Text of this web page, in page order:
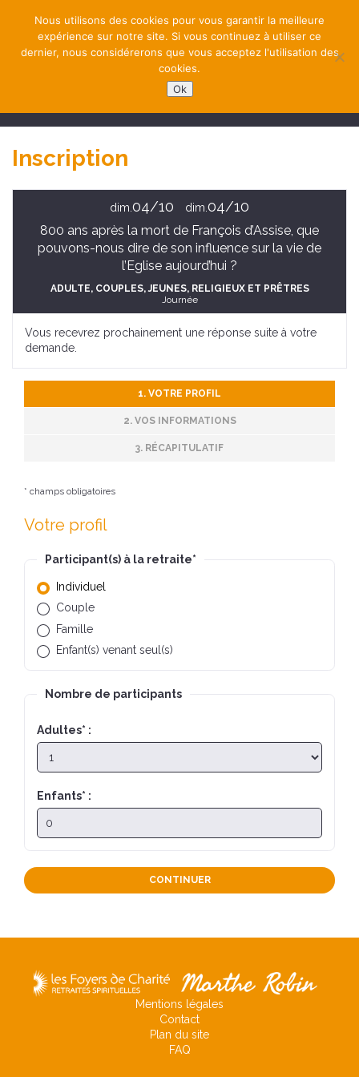
Inscription
dim. 04/10 dim. 04/10
800 ans après la mort de François d’Assise, que
pouvons-nous dire de son influence sur la vie de
l’Eglise aujourd’hui ?
ADULTE, COUPLES, JEUNES, RELIGIEUX ET PRÊTRES
Journée
Vous recevrez prochainement une réponse suite à votre
demande.
1. VOTRE PROFIL
2. VOS INFORMATIONS
3. RÉCAPITULATIF
* champs obligatoires
Votre profil
Participant(s) à la retraite*
Individuel
Couple
Famille
Enfant(s) venant seul(s)
Nombre de participants
Adultes* :
Enfants* :
CONTINUER
Mentions légales
Contact
Plan du site
FAQ
Nous utilisons des cookies pour vous garantir la meilleure
expérience sur notre site. Si vous continuez à utiliser ce
dernier, nous considérerons que vous acceptez l'utilisation des
cookies.
Ok